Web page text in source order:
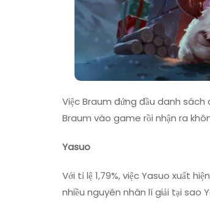
Việc Braum đứng đầu danh sách
Braum vào game rồi nhận ra
Yasuo
Với tỉ lệ 1,79%, việc Yasuo xuất
nhiều nguyên nhân lí giải tại sao